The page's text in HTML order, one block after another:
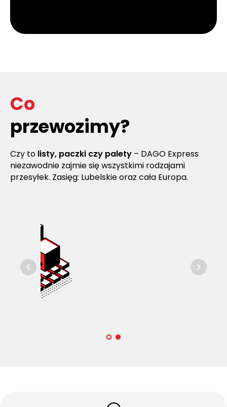
Co
przewozimy?
Czy to listy, paczki czy palety – DAGO Express
niezawodnie zajmie się wszystkimi rodzajami
przesyłek. Zasięg: Lubelskie oraz cała Europa.